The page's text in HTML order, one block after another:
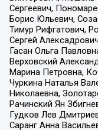
Сергеевич,
Борис Юльевич,
Тимур Рифгатович,
Сергей
Гасан Ольга
Верховский
Марина Петровна,
Чуркина Наталья
Николаевна,
Рачинский Ян
Гудков Лев
Саранг Анна